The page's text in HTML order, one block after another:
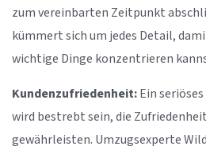
zum vereinbarten Zeitpunkt
kümmert sich um jedes Detail,
wichtige Dinge konzentrieren
Kundenzufriedenheit:Ein
wird bestrebt sein, die
gewährleisten. Umzugsexperte